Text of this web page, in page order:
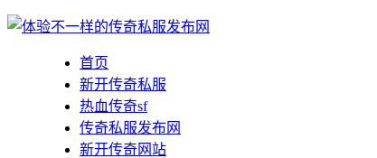
首页
新开传奇私服
热血传奇sf
传奇私服发布网
新开传奇网站